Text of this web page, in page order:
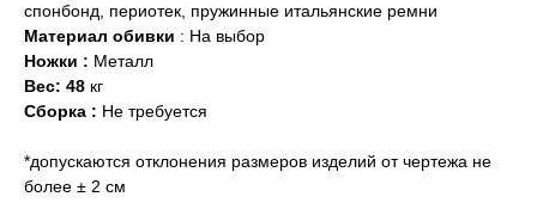
спонбонд, периотек, пружинные итальянские ремни
Материал обивки : На выбор
Ножки : Металл
Вес: 48 кг
Сборка : Не требуется
*допускаются отклонения размеров изделий от чертежа не
более ± 2 см